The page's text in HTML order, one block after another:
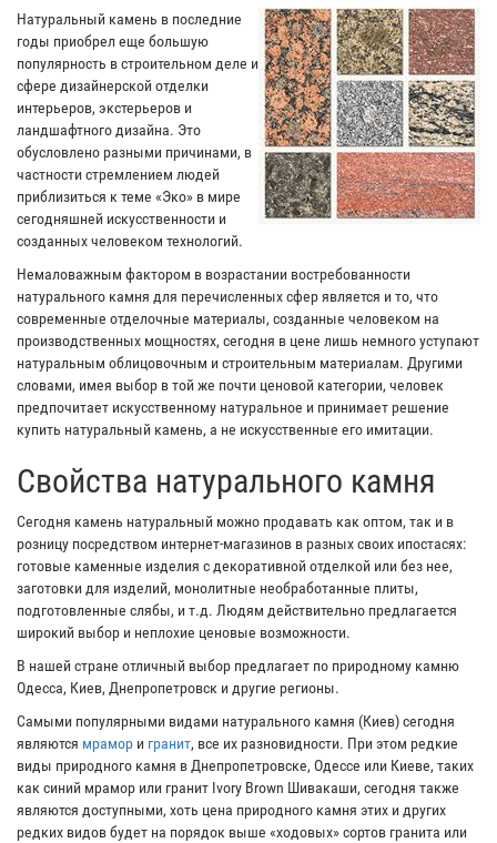
Натуральный камень в последние
годы приобрел еще большую
популярность в строительном деле и
сфере дизайнерской отделки
интерьеров, экстерьеров и
ландшафтного дизайна. Это
обусловлено разными причинами, в
частности стремлением людей
приблизиться к теме «Эко» в мире
сегодняшней искусственности и
созданных человеком технологий.
Немаловажным фактором в возрастании востребованности
натурального камня для перечисленных сфер является и то, что
современные отделочные материалы, созданные человеком на
производственных мощностях, сегодня в цене лишь немного уступают
натуральным облицовочным и строительным материалам. Другими
словами, имея выбор в той же почти ценовой категории, человек
предпочитает искусственному натуральное и принимает решение
купить натуральный камень, а не искусственные его имитации.
Свойства натурального камня
Сегодня камень натуральный можно продавать как оптом, так и в
розницу посредством интернет-магазинов в разных своих ипостасях:
готовые каменные изделия с декоративной отделкой или без нее,
заготовки для изделий, монолитные необработанные плиты,
подготовленные слябы, и т.д. Людям действительно предлагается
широкий выбор и неплохие ценовые возможности.
В нашей стране отличный выбор предлагает по природному камню
Одесса, Киев, Днепропетровск и другие регионы.
Самыми популярными видами натурального камня (Киев) сегодня
являются мрамор и гранит, все их разновидности. При этом редкие
виды природного камня в Днепропетровске, Одессе или Киеве, таких
как синий мрамор или гранит Ivory Brown Шивакаши, сегодня также
являются доступными, хоть цена природного камня этих и других
редких видов будет на порядок выше «ходовых» сортов гранита или